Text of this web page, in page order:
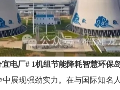
电厂# 1机组节能降耗智慧环保
展现强劲实力。在与国际知名